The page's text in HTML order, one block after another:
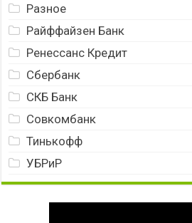
Разное
Райффайзен Банк
Ренессанс Кредит
Сбербанк
СКБ Банк
Совкомбанк
Тинькофф
УБРиР